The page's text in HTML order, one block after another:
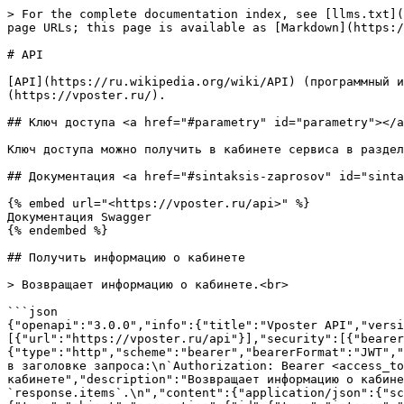
> For the complete documentation index, see [llms.txt](https://help.vposter.ru/llms.txt). Markdown versions of documentation pages are available by appending `.md` to page URLs; this page is available as [Markdown](https://help.vposter.ru/razrabotchikam/api.md).

# API

[API](https://ru.wikipedia.org/wiki/API) (программный интерфейс приложения) позволяет организовать интеграцию вашего собственного приложения с сервисом [Впостер](https://vposter.ru/).

## Ключ доступа <a href="#parametry" id="parametry"></a>

Ключ доступа можно получить в кабинете сервиса в разделе "Разработчикам" или по [ссылке](https://vposter.ru/dev).

## Документация <a href="#sintaksis-zaprosov" id="sintaksis-zaprosov"></a>

{% embed url="<https://vposter.ru/api>" %}
Документация Swagger
{% endembed %}

## Получить информацию о кабинете

> Возвращает информацию о кабинете.<br>

```json
{"openapi":"3.0.0","info":{"title":"Vposter API","version":"v3"},"tags":[{"name":"Users","description":"Группа методов для работы с кабинетом\n"}],"servers":[{"url":"https://vposter.ru/api"}],"security":[{"bearerAuth":[]}],"components":{"securitySchemes":{"bearerAuth":{"type":"http","scheme":"bearer","bearerFormat":"JWT","description":"Bearer‑токен, полученный через <a href=\"/dev\" target=\"_blank\">vposter.ru/dev</a>.\nПередаётся в заголовке запроса:\n`Authorization: Bearer <access_token>`\n"}}},"paths":{"/v3/method/users.getMe":{"get":{"summary":"Получить информацию о кабинете","description":"Возвращает информацию о кабинете.\n","tags":["Users"],"responses":{"200":{"description":"Успешный ответ. Возвращается объект с полем `response.items`.\n","content":{"application/json":{"schema":{"type":"object","properties":{"response":{"type":"object","properties":{"items":{"type":"array","items":{"type":"object","properties":{"id":{"type":"integer","description":"VK ID кабинета"},"login":{"type":"string","description":"Логин на сервисе"},"first_name":{"type":"string","description":"Имя"},"last_name":{"type":"string","description":"Фамилия"},"photo":{"type":"string","description":"Ссылка на аватар"},"balance":{"type":"integer","description":"Текущий баланс кабинета"},"tariff":{"type":"integer","description":"Текущий тариф кабинета"},"tariff_update":{"type":"integer","description":"Дата последнего обновления тарифа"},"paid_access":{"type":"integer","description":"Платный доступ","enum":[0,1]},"referall":{"type":"integer","description":"Если вы являетесь рефералом, то здесь будет VK ID кабинета того, кто вас пригласил."},"registration_date":{"type":"string","description":"Дата регистрации в сервисе"},"date_activity":{"type":"string","description":"Дата последнего активного сеанса"},"timezone":{"type":"string","description":"Установленный часовой пояс"},"email":{"type":"string","description":"Адрес электронной почты"},"email_status":{"type":"string","description":"Статус подтверждения электронной почты на сервсие","enum":[0,1]},"phone":{"type":"integer","description":"Номер телефона"},"2fa":{"type":"integer","description":"Двухфакторная аунтификация по электронной почте","enum":[0,1]}}}}}}}}}}},"400":{"description":"Ошибка запроса.\nВозможные причины:\n- Токен не передан в